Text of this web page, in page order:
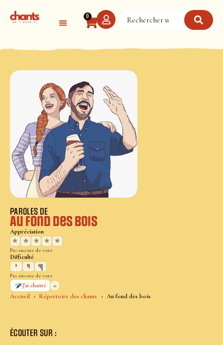
0
Accueil Répertoire des chants Au fond des bois
PAROLES DE
Au fond des bois
Appréciation
★
★ ★ ★ ★
Pas encore de vote
Difficulté
Pas encore de vote
J’ai chanté
0
ÉCOUTER SUR :